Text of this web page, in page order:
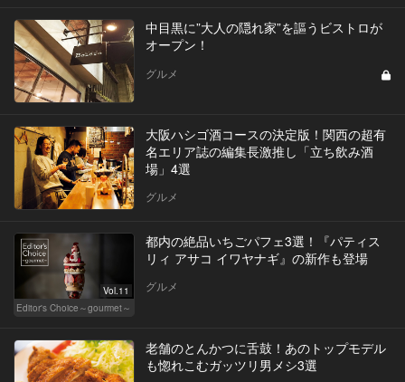
中目黒に”大人の隠れ家”を謳うビストロが
オープン！
グルメ
大阪ハシゴ酒コースの決定版！関西の超有
名エリア誌の編集長激推し「立ち飲み酒
場」4選
グルメ
Vol.11
Editor's Choice～gourmet～
都内の絶品いちごパフェ3選！『パティス
リィ アサコ イワヤナギ』の新作も登場
グルメ
老舗のとんかつに舌鼓！あのトップモデル
も惚れこむガッツリ男メシ3選